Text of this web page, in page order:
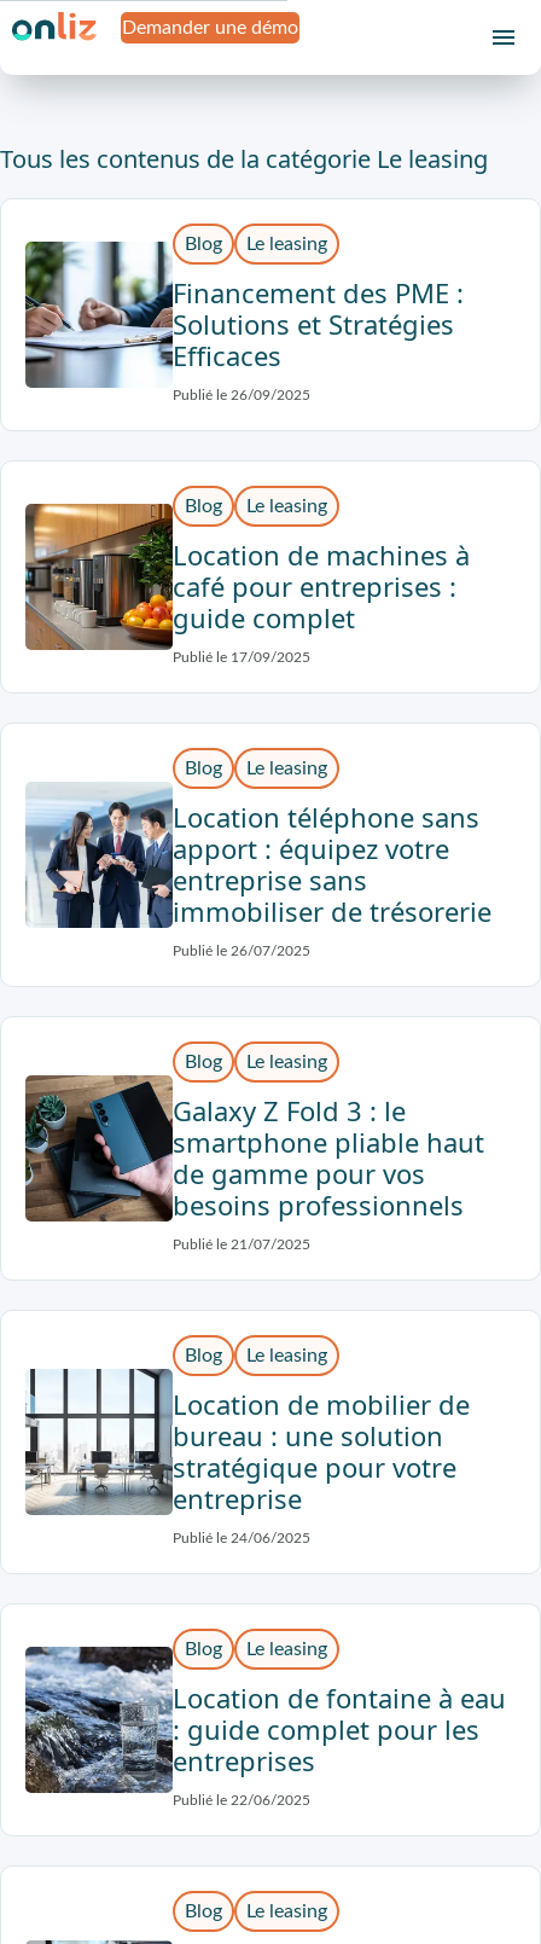
Demander une démo
Tous les contenus de la catégorie Le leasing
Blog Le leasing
Financement des PME :
Solutions et Stratégies
Efficaces
Publié le 26/09/2025
Blog Le leasing
Location de machines à
café pour entreprises :
guide complet
Publié le 17/09/2025
Blog Le leasing
Location téléphone sans
apport : équipez votre
entreprise sans
immobiliser de trésorerie
Publié le 26/07/2025
Blog Le leasing
Galaxy Z Fold 3 : le
smartphone pliable haut
de gamme pour vos
besoins professionnels
Publié le 21/07/2025
Blog Le leasing
Location de mobilier de
bureau : une solution
stratégique pour votre
entreprise
Publié le 24/06/2025
Blog Le leasing
Location de fontaine à eau
: guide complet pour les
entreprises
Publié le 22/06/2025
Blog Le leasing